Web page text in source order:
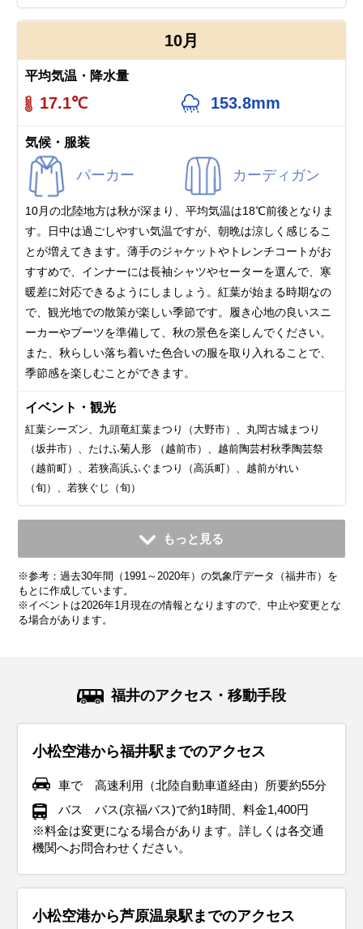
10月
平均気温・降水量
17.1℃ 153.8mm
気候・服装
パーカー カーディガン
10月の北陸地方は秋が深まり、平均気温は18℃前後となりま
す。日中は過ごしやすい気温ですが、朝晩は涼しく感じるこ
とが増えてきます。薄手のジャケットやトレンチコートがお
すすめで、インナーには長袖シャツやセーターを選んで、寒
暖差に対応できるようにしましょう。紅葉が始まる時期なの
で、観光地での散策が楽しい季節です。履き心地の良いスニ
ーカーやブーツを準備して、秋の景色を楽しんでください。
また、秋らしい落ち着いた色合いの服を取り入れることで、
季節感を楽しむことができます。
イベント・観光
紅葉シーズン、九頭竜紅葉まつり（大野市）、丸岡古城まつり
（坂井市）、たけふ菊人形 （越前市）、越前陶芸村秋季陶芸祭
（越前町）、若狭高浜ふぐまつり（高浜町）、越前がれい
（旬）、若狭ぐじ（旬）
11月
平均気温・降水量
11.3℃ 196.1mm
気候・服装
11月の北陸地方は紅葉が見頃を迎え、秋らしい景色が広がる
手のジャケットがぴったりで、インナーにはセーターやター
トルネックを合わせて体をしっかり温めましょう。足元には
ブーツを選んで、寒さから守りながら観光中も快適に過ごせ
ます。観光地では冷えを感じることもあるので、ストールや
手袋を携帯しておくと安心です。秋の北陸地方ならではの美
しい庭園や茶屋街を訪れる際には、季節感を意識したスタイ
リングで旅行をさらに楽しみましょう。
イベント・観光
12月
平均気温・降水量
5.9℃ 304.0mm
気候・服装
12月の北陸地方は冬本番。平均気温は6℃前後で、最低気温
ートテックやフリース素材を取り入れると、寒い日でも快適
に過ごせます。手袋やマフラー、帽子などの防寒小物も忘れ
ずに準備してください。降雪がある場合には、防水性の高い
ブーツと滑りにくいソールを選ぶことが大切です。冬のイル
ミネーションや伝統的な年末行事を楽しむためには、温かさ
と動きやすさを兼ね備えた服装がポイントです。
イベント・観光
イルミネーションシーズン、越前水仙の見ごろ、水仙まつり（各
1月
平均気温・降水量
3.2℃ 284.9mm
気候・服装
1月の北陸地方は寒さが厳しい季節です。平均気温は約4℃
で、厚手のコートやダウンジャケットが必須。足元には防水
性のある滑りにくいソールのブーツがおすすめです。インナ
ーにはヒートテックやフリース素材を取り入れて、しっかり
重ね着を。手袋、マフラー、帽子などの小物も忘れずに準備
して、寒さに負けず快適に過ごしましょう。
雪景色、ウィンタースポーツシーズン、イルミネーションシーズ
ン、越前水仙の見ごろ、水仙まつり（各地）、越前万歳 初舞（越
2月
平均気温・降水量
3.7℃ 167.7mm
気候・服装
2月の北陸地方は平均気温は4℃程度ですが、雪が多いので防
ックや厚手のセーターでしっかり保温を。北陸地方は風が強
い日も多いので、風を通しにくい素材のコートを選ぶとさら
に快適です。屋外観光では重ね着で体温調整しやすい服装が
おすすめ。雪道で滑らないアイテムがあれば、街歩きも安心
して楽しめます。
雪景色、ウィンタースポーツシーズン、梅の見ごろ、三方五湖 梅
まつり（若狭町）、勝山左義長まつり（勝山市）、越前おおの冬
3月
平均気温・降水量
7.2℃ 160.7mm
気候・服装
3月の北陸地方は冬から春への移り変わりを感じる季節。平
おすすめ。インナーには厚手のセーターや長袖シャツを着
て、日中はカーディガンなどで調整できると便利です。ま
た、雨が降る日が多いので、防水性のある靴や折りたたみ傘
を持っておくと安心。春の訪れを楽しめる庭園や街歩きに
は、動きやすい服装で出かけましょう。
梅の見ごろ、越前おおのひな祭り（大野市）、三方五湖 梅まつり
（若狭町）、お水送り（小浜市）、越前朝市・かに感謝祭（越前
4月
平均気温・降水量
12.8℃ 137.2mm
気候・服装
4月の北陸地方は春本番！桜が咲き誇り、暖かい日が増える
長袖シャツを合わせて、朝晩の寒さ対策にカーディガンを持
ち歩くと安心です。観光でたくさん歩くことを考えて、履き
心地の良いスニーカーがおすすめ。雨が降る日もあるので、
防水性のある靴や傘を準備しておくと快適に過ごせます。
イベント・観光
市）、竹田の里しだれ桜まつり（坂井市）、あわら温泉春まつり
（あわら市）、花換まつり（敦賀市）
5月
平均気温・降水量
18.1℃ 139.1mm
気候・服装
5月の北陸地方は春から初夏への移り変わりを感じる季節で
く、朝晩の涼しさには軽く羽織れるアイテムが便利です。半
袖シャツや薄手のパンツを取り入れた軽やかなコーデで、観
光も快適に楽しめます。晴れた日が多いですが、急な雨に備
えて折りたたみ傘を持っておくと安心です。観光でたくさん
歩く場合は、クッション性のあるスニーカーを履いて足元も
快適に。
イベント・観光
ツツジの見ごろ、さばえつつじまつり（鯖江市）、三国祭（坂井
6月
平均気温・降水量
22.0℃ 152.8mm
気候・服装
6月の北陸地方は梅雨入りし、雨の日が多くなります。平均
パンツを基本に、必要に応じて軽めのジャケットを羽織ると
便利です。雨対策として、防水性のあるジャケットやレイン
コートを持参すると安心。靴は防水加工されたスニーカーや
レインシューズを選ぶと、雨の日でも快適に観光を楽しめま
す。さらに、屋外観光の際は荷物が濡れないように防水バッ
グも用意しておくと安心です。
イベント・観光
アジサイの見ごろ、ユリの見ごろ、菖蒲の見ごろ、ハスの見ご
7月
平均気温・降水量
26.1℃ 239.8mm
気候・服装
7月の北陸地方は夏本番！平均気温は25℃〜30℃とかなり暑
として、帽子やサングラス、日焼け止めをしっかり使いまし
ょう。ただし、冷房が効いた屋内や公共交通機関では寒く感
じることがあるので、薄手のカーディガンやストールを持ち
歩くと便利です。足元には通気性の良いサンダルや軽量スニ
ーカーを選んで、長時間の散策でも快適に過ごせます。夜は
花火大会などのイベントが多いので、軽めの羽織ものを用意
しておくと良いでしょう。
イベント・観光
もっと見る
※参考：過去30年間（1991～2020年）の気象庁データ（福井市）を
もとに作成しています。
※イベントは2026年1月現在の情報となりますので、中止や変更とな
る場合があります。
福井のアクセス・移動手段
小松空港から福井駅までのアクセス
車で 高速利用（北陸自動車道経由）所要約55分
バス バス(京福バス)で約1時間、料金1,400円
※料金は変更になる場合があります。詳しくは各交通
機関へお問合わせください。
小松空港から芦原温泉駅までのアクセス